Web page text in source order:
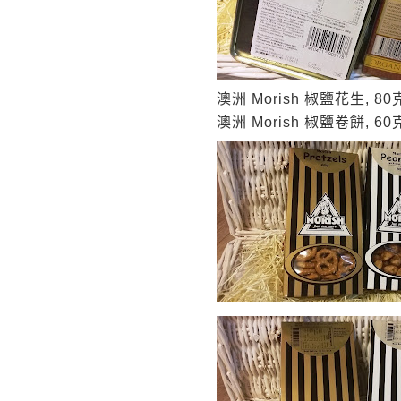
澳洲 Morish 椒鹽花生, 80
澳洲 Morish 椒鹽卷餅, 60